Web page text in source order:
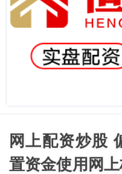
网上配资炒股
置资金使用网